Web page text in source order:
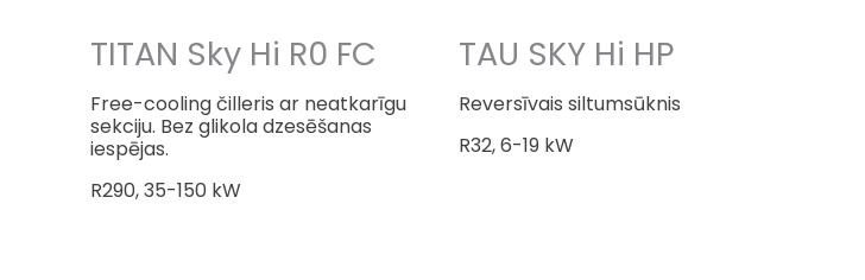
TITAN Sky Hi R0 FC
Free-cooling čilleris ar neatkarīgu
sekciju. Bez glikola dzesēšanas
iespējas.
R290, 35-150 kW
TAU SKY Hi HP
Reversīvais siltumsūknis
R32, 6-19 kW